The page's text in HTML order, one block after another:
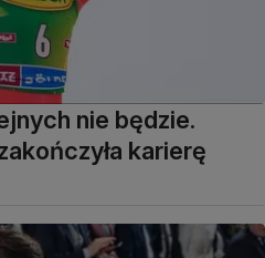
nie będzie.
karierę